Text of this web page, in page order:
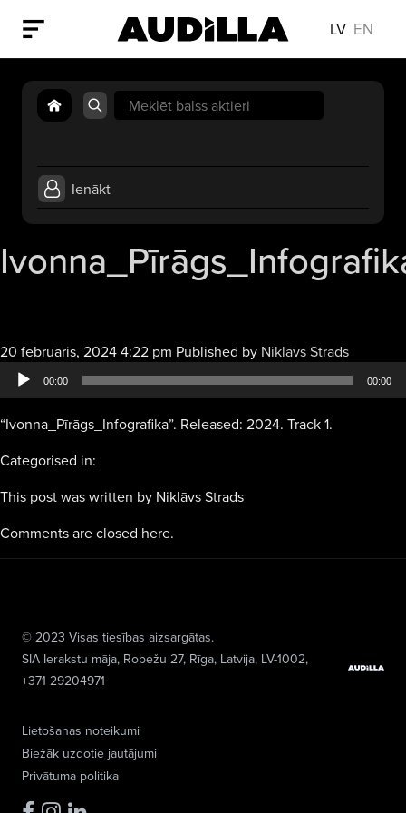
LV EN
Search
for:
Ienākt
20 februāris, 2024 4:22 pm Published by Niklāvs StradsAudio
00:00 00:00
“Ivonna_Pīrāgs_Infografika”. Released: 2024. Track 1.
Categorised in:
This post was written by Niklāvs Strads
Comments are closed here.
Lietošanas noteikumi
Biežāk uzdotie jautājumi
Privātuma politika
© 2023 Visas tiesības aizsargātas.
SIA Ierakstu māja, Robežu 27, Rīga, Latvija, LV-1002,
+371 29204971